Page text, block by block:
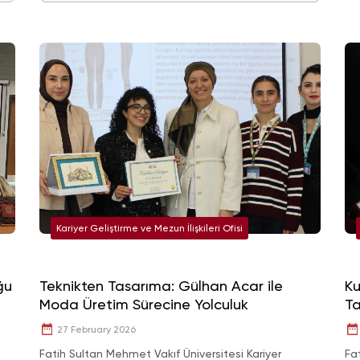
Kariyer Geliştirme ve Mezun İlişkileri Ofisi
Teknikten Tasarıma: Gülhan Acar ile
Moda Üretim Sürecine Yolculuk
27 February 2026
Fatih Sultan Mehmet Vakıf Üniversitesi Kariyer